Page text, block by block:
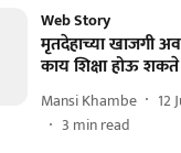
Web Story
मृतदेहाच्या खाजगी
काय शिक्षा होऊ
Mansi Khambe
12
3 min read